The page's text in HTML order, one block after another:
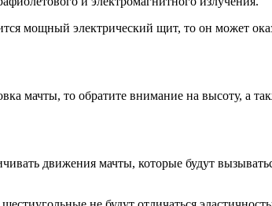
мощный электрический щит, то он может
мачты, то обратите внимание на высоту, а
движения мачты, которые будут